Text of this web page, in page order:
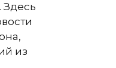
. Здесь
из